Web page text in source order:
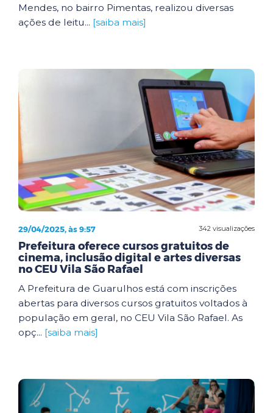
Mendes, no bairro Pimentas, realizou diversas
ações de leitu... [saiba mais]
342 visualizações
29/04/2025, às 9:57
Prefeitura oferece cursos gratuitos de
cinema, inclusão digital e artes diversas
no CEU Vila São Rafael
A Prefeitura de Guarulhos está com inscrições
abertas para diversos cursos gratuitos voltados à
população em geral, no CEU Vila São Rafael. As
opç... [saiba mais]